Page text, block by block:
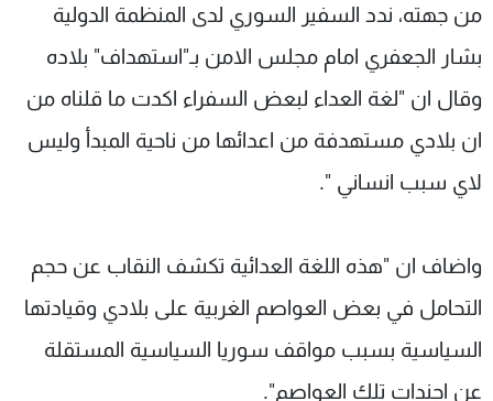
من جهته، ندد السفير السوري لدى المنظمة الدولية
بشار الجعفري امام مجلس الامن بـ"استهداف" بلاده
وقال ان "لغة العداء لبعض السفراء اكدت ما قلناه من
ان بلادي مستهدفة من اعدائها من ناحية المبدأ وليس
لاي سبب انساني ".
واضاف ان "هذه اللغة العدائية تكشف النقاب عن حجم
التحامل في بعض العواصم الغربية على بلادي وقيادتها
السياسية بسبب مواقف سوريا السياسية المستقلة
عن اجندات تلك العواصم".